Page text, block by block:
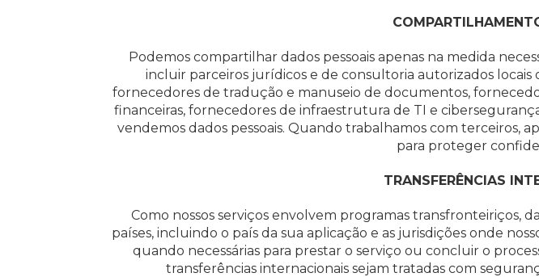
Podemos compartilhar dados pessoais apenas na medida
incluir parceiros jurídicos e de consultoria autorizados
fornecedores de tradução e manuseio de documentos,
financeiras, fornecedores de infraestrutura de TI e
vendemos dados pessoais. Quando trabalhamos com terceiros,
para proteger
TRANSFERÊNCIAS
Como nossos serviços envolvem programas transfronteiriços,
países, incluindo o país da sua aplicação e as jurisdições onde
quando necessárias para prestar o serviço ou concluir o
transferências internacionais sejam tratadas com